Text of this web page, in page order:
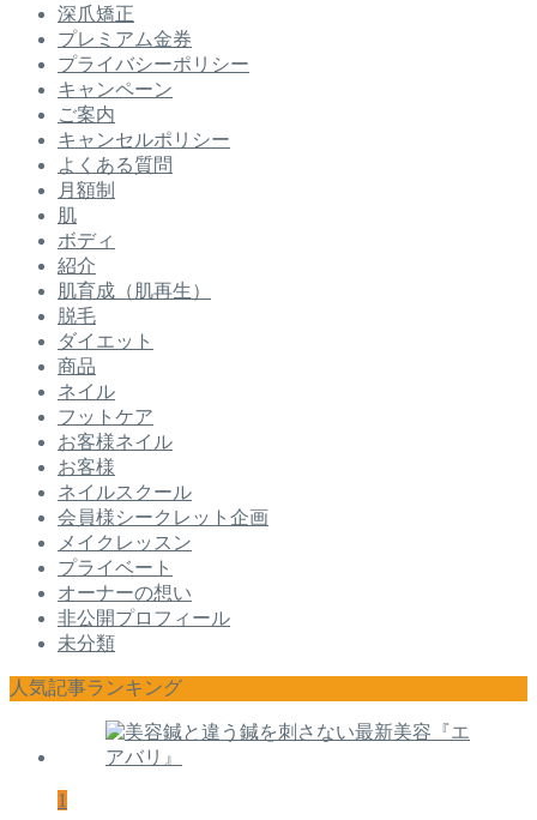
深爪矯正
プレミアム金券
プライバシーポリシー
キャンペーン
ご案内
キャンセルポリシー
よくある質問
月額制
肌
ボディ
紹介
肌育成（肌再生）
脱毛
ダイエット
商品
ネイル
フットケア
お客様ネイル
お客様
ネイルスクール
会員様シークレット企画
メイクレッスン
プライベート
オーナーの想い
非公開プロフィール
未分類
人気記事ランキング
1